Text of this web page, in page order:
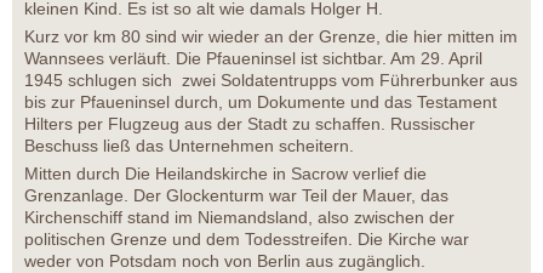
kleinen Kind. Es ist so alt wie damals Holger H.
Kurz vor km 80 sind wir wieder an der Grenze, die hier mitten im
Wannsees verläuft. Die Pfaueninsel ist sichtbar. Am 29. April
1945 schlugen sich zwei Soldatentrupps vom Führerbunker aus
bis zur Pfaueninsel durch, um Dokumente und das Testament
Hilters per Flugzeug aus der Stadt zu schaffen. Russischer
Beschuss ließ das Unternehmen scheitern.
Mitten durch Die Heilandskirche in Sacrow verlief die
Grenzanlage. Der Glockenturm war Teil der Mauer, das
Kirchenschiff stand im Niemandsland, also zwischen der
politischen Grenze und dem Todesstreifen. Die Kirche war
weder von Potsdam noch von Berlin aus zugänglich.